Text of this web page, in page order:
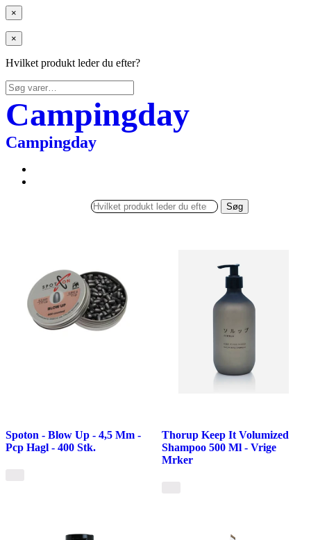
×
×
Hvilket produkt leder du efter?
Søg
efter:
Campingday
Campingday
Søg
Spoton - Blow Up - 4,5 Mm -
Pcp Hagl - 400 Stk.
Thorup Keep It Volumized
Shampoo 500 Ml - Vrige
Mrker